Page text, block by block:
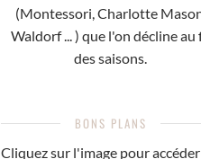
(Montessori, Charlotte
Waldorf ... ) que l'on décline au
des saisons.
BONS PLANS
Cliquez sur l'image pour